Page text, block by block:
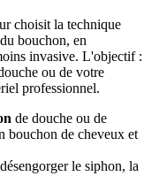
choisit la technique
bouchon, en
invasive. L'objectif :
ou de votre
professionnel.
de douche ou de
bouchon de cheveux et
le siphon, la